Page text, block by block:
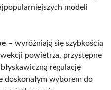
modeli
– wyróżniają się szybkością
powietrza, przystępne
regulację
doskonałym wyborem do